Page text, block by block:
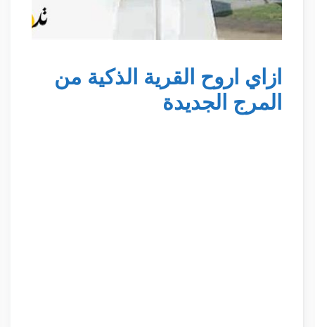
ازاي اروح القرية الذكية من
المرج الجديدة